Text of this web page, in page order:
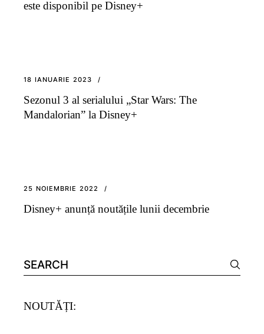
este disponibil pe Disney+
18 IANUARIE 2023
Sezonul 3 al serialului „Star Wars: The
Mandalorian” la Disney+
25 NOIEMBRIE 2022
Disney+ anunță noutățile lunii decembrie
Search
for:
NOUTĂȚI: